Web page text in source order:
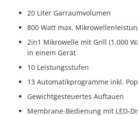
20 Liter Garraumvolumen
800 Watt max.
2in1 Mikrowelle mit Grill (1.000
in einem Gerät
10 Leistungsstufen
13 Automatikprogramme inkl.
Gewichtgesteuertes Auftauen
Membrane-Bedienung mit LED-